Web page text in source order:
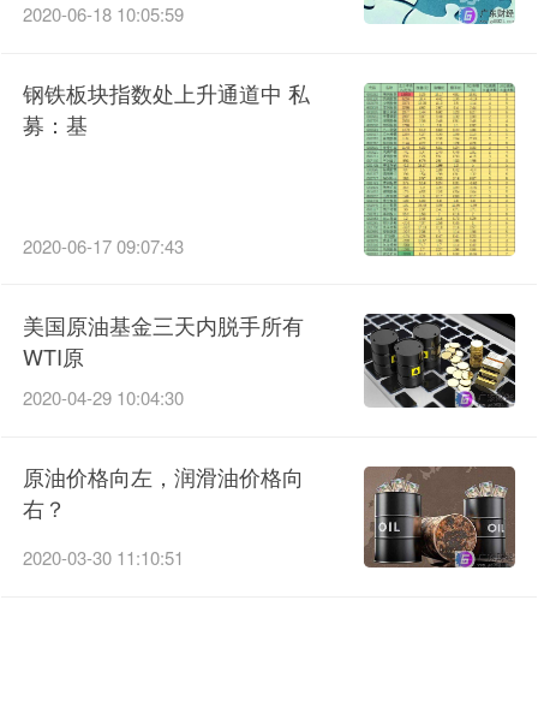
2020-06-18 10:05:59
钢铁板块指数处上升通道中 私
募：基
2020-06-17 09:07:43
美国原油基金三天内脱手所有
WTI原
2020-04-29 10:04:30
原油价格向左，润滑油价格向
右？
2020-03-30 11:10:51